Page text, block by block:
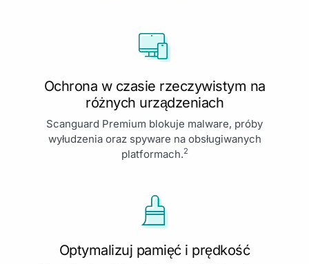
Ochrona w czasie rzeczywistym na
różnych urządzeniach
Scanguard Premium blokuje malware, próby
wyłudzenia oraz spyware na obsługiwanych
platformach.2
Optymalizuj pamięć i prędkość